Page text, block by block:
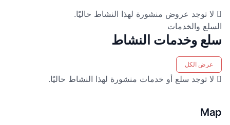
لا توجد عروض منشورة لهذا النشاط حاليًا.
السلع والخدمات
سلع وخدمات النشاط
عرض الكل
لا توجد سلع أو خدمات منشورة لهذا النشاط حاليًا.
Map